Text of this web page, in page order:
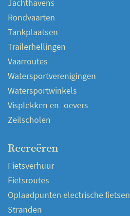
Jachthavens
Rondvaarten
Tankplaatsen
Trailerhellingen
Vaarroutes
Watersportverenigingen
Watersportwinkels
Visplekken en -oevers
Zeilscholen
Recreëren
Fietsverhuur
Fietsroutes
Oplaadpunten electrische fietsen
Stranden